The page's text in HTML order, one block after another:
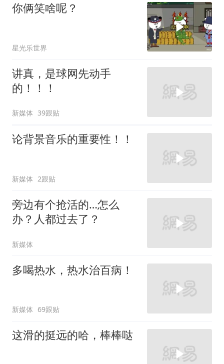
你俩笑啥呢？
星光乐世界
讲真，是球网先动手
的！！！
新媒体 39跟贴
论背景音乐的重要性！！
新媒体 2跟贴
旁边有个抢活的…怎么
办？人都过去了？
新媒体
多喝热水，热水治百病！
新媒体 69跟贴
这滑的挺远的哈，棒棒哒